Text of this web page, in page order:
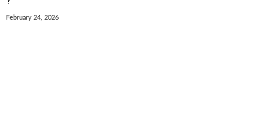
February 24, 2026